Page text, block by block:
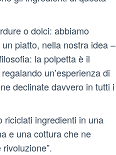
o dolci: abbiamo
piatto, nella nostra idea –
la polpetta è il
un’esperienza di
declinate davvero in tutti i
riciclati ingredienti in una
e una cottura che ne